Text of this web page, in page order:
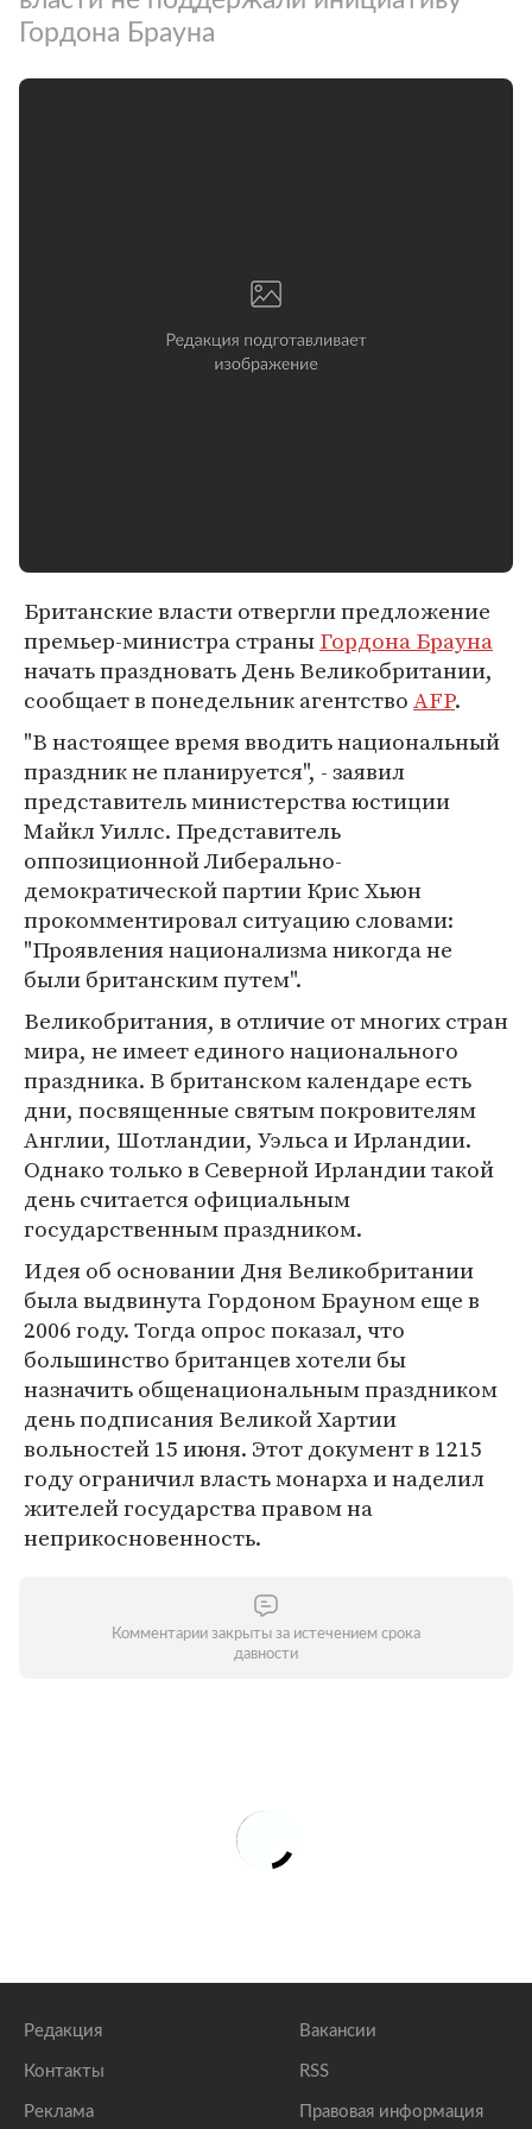
Гордона Брауна
Британские власти отвергли предложение
премьер-министра страныГордона Брауна
начать праздновать День Великобритании,
сообщает в понедельник агентствоAFP.
"В настоящее время вводить национальный
праздник не планируется", - заявил
представитель министерства юстиции
Майкл Уиллс. Представитель
оппозиционной Либерально-
демократической партии Крис Хьюн
прокомментировал ситуацию словами:
"Проявления национализма никогда не
были британским путем".
Великобритания, в отличие от многих стран
мира, не имеет единого национального
праздника. В британском календаре есть
дни, посвященные святым покровителям
Англии, Шотландии, Уэльса и Ирландии.
Однако только в Северной Ирландии такой
день считается официальным
государственным праздником.
Идея об основании Дня Великобритании
была выдвинута Гордоном Брауном еще в
2006 году. Тогда опрос показал, что
большинство британцев хотели бы
назначить общенациональным праздником
день подписания Великой Хартии
вольностей 15 июня. Этот документ в 1215
году ограничил власть монарха и наделил
жителей государства правом на
неприкосновенность.
Комментарии закрыты за истечением срока
давности
Редакция
Контакты
Реклама
Вакансии
RSS
Правовая информация